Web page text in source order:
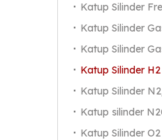
Katup Silinder
Katup Silinder
Katup Silinder H2
Katup Silinder
Katup silinder
Katup Silinder O2